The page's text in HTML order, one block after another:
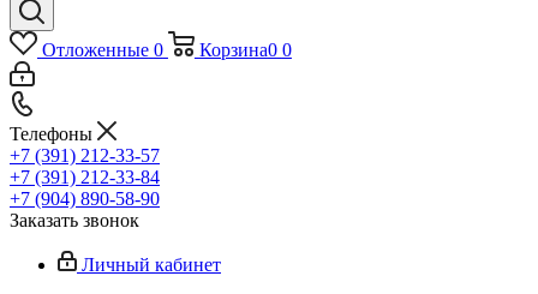
Отложенные 0 Корзина0 0
Телефоны
+7 (391) 212-33-57
+7 (391) 212-33-84
+7 (904) 890-58-90
Заказать звонок
Личный кабинет